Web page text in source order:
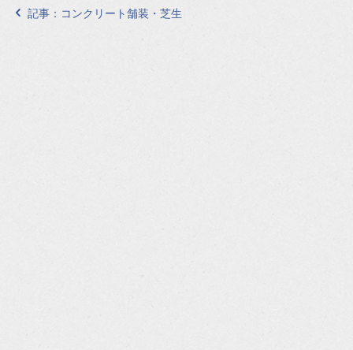
記事： コンクリート舗装・芝生